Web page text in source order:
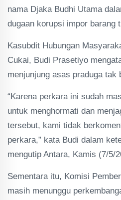
nama Djaka Budhi Utama
dugaan korupsi impor barang
Kasubdit Hubungan
Cukai, Budi Prasetiyo
menjunjung asas praduga tak
“Karena perkara ini sudah
untuk menghormati dan
tersebut, kami tidak
perkara,” kata Budi dalam
mengutip Antara, Kamis (7/5/
Sementara itu, Komisi
masih menunggu